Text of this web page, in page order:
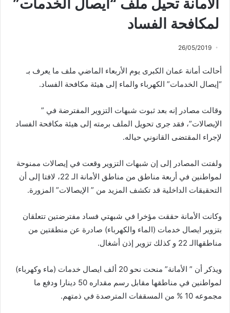
الامانة تحيل ملف “ايصال الخدمات”
لمكافحة الفساد
26/05/2019
أحالت أمانة عمان الكبرى يوم الأربعاء الماضي ملف ما يعرف بـ
“إيصال الخدمات” الكهرباء والماء إلى هيئة مكافحة الفساد.
وقالت مصادر إنه بعد ثبوت شبهات التزوير المفترضة في ”
الإيصالات”، فقد جرى تحويل الملف برمته إلى هيئة مكافحة الفساد
لإجراء المقتضى القانوني حياله.
ولفتت المصادر إلى إن شبهات التزوير وقعت في إيصالات ممنوحة
لمواطنين في أربعة مناطق من مناطق الأمانة الـ 22، لافتا إلى أن
التحقيقات الداخلية قد تكشف المزيد من ” الإيصالات” المزورة.
وكانت الأمانة حققت مؤخرا في شبهتي فساد مفترضتين تتعلقان
بتزوير ايصال خدمات (الماء والكهرباء) صادرة عن منطقتين من
مناطقهاالـ 22 و كذلك تزوير إذن أشغال.
ويذكر أن ” الأمانة” منحت نحو 20 ألف ايصال خدمات (ماء وكهرباء)
لمواطنين في مناطقها مقابل رسم مقداره 50 دينارا ودفع ما
مجموعه 10 % من المسقفات المترصدة في ذمتهم.